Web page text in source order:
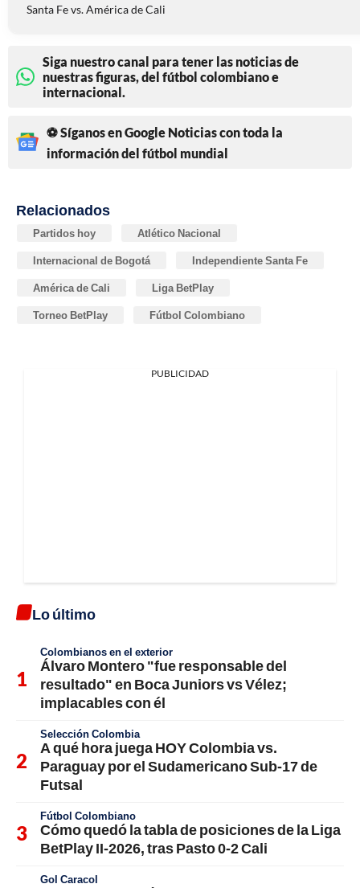
Santa Fe vs. América de Cali
Siga nuestro canal para tener las noticias de
nuestras figuras, del fútbol colombiano e
internacional.
⚽ Síganos en Google Noticias con toda la
información del fútbol mundial
Relacionados
Partidos hoy Atlético Nacional
Internacional de Bogotá Independiente Santa Fe
América de Cali Liga BetPlay
Torneo BetPlay Fútbol Colombiano
PUBLICIDAD
Lo último
Colombianos en el exterior
Álvaro Montero "fue responsable del
resultado" en Boca Juniors vs Vélez;
implacables con él
Selección Colombia
A qué hora juega HOY Colombia vs.
Paraguay por el Sudamericano Sub-17 de
Futsal
Fútbol Colombiano
Cómo quedó la tabla de posiciones de la Liga
BetPlay II-2026, tras Pasto 0-2 Cali
Gol Caracol